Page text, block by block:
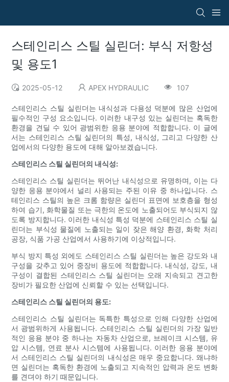
스테인리스 스틸 실린더: 부식 저항성
및 용도1
2025-05-12 APEX HYDRAULIC 107
스테인리스 스틸 실린더는 내식성과 다용성 덕분에 많은 산업에
필수적인 구성 요소입니다. 이러한 내구성 있는 실린더는 혹독한
환경을 견딜 수 있어 광범위한 응용 분야에 적합합니다. 이 글에
서는 스테인리스 스틸 실린더의 특성, 내식성, 그리고 다양한 산
업에서의 다양한 용도에 대해 알아보겠습니다.
스테인리스 스틸 실린더의 내식성:
스테인리스 스틸 실린더는 뛰어난 내식성으로 유명하며, 이는 다
양한 응용 분야에서 널리 사용되는 주된 이유 중 하나입니다. 스
테인리스 스틸의 높은 크롬 함량은 실린더 표면에 보호층을 형성
하여 습기, 화학물질 또는 극한의 온도에 노출되어도 부식되지 않
도록 방지합니다. 이러한 내식성 특성 덕분에 스테인리스 스틸 실
린더는 부식성 물질에 노출되는 일이 잦은 해양 환경, 화학 처리
공장, 식품 가공 산업에서 사용하기에 이상적입니다.
부식 방지 특성 외에도 스테인리스 스틸 실린더는 높은 강도와 ​​내
구성을 갖추고 있어 중장비 용도에 적합합니다. 내식성, 강도, 내
구성이 결합된 스테인리스 스틸 실린더는 오래 지속되고 견고한
장비가 필요한 산업에 신뢰할 수 있는 선택입니다.
스테인리스 스틸 실린더의 용도:
스테인리스 스틸 실린더는 독특한 특성으로 인해 다양한 산업에
서 광범위하게 사용됩니다. 스테인리스 스틸 실린더의 가장 일반
적인 응용 분야 중 하나는 자동차 산업으로, 브레이크 시스템, 유
압 시스템, 연료 분사 시스템에 사용됩니다. 이러한 응용 분야에
서 스테인리스 스틸 실린더의 내식성은 매우 중요합니다. 왜냐하
면 실린더는 혹독한 환경에 노출되고 지속적인 압력과 온도 변화
를 견뎌야 하기 때문입니다.